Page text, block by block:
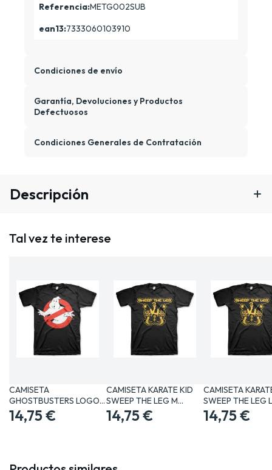
Referencia:METG002SUB
ean13:7333060103910
Condiciones de envío
Garantía, Devoluciones y Productos
Defectuosos
Condiciones Generales de Contratación
Descripción
Tal vez te interese
CAMISETA
GHOSTBUSTERS LOGO
CLASICO XL…
14,75 €
CAMISETA KARATE KID
SWEEP THE LEG M…
14,75 €
CAMISETA
SWEEP THE LEG
14,75 €